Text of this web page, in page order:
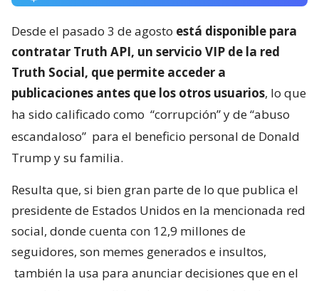
Desde el pasado 3 de agosto está disponible para
contratar Truth API, un servicio VIP de la red
Truth Social, que permite acceder a
publicaciones antes que los otros usuarios, lo que
ha sido calificado como “corrupción” y de “abuso
escandaloso” para el beneficio personal de Donald
Trump y su familia.
Resulta que, si bien gran parte de lo que publica el
presidente de Estados Unidos en la mencionada red
social, donde cuenta con 12,9 millones de
seguidores, son memes generados e insultos,
también la usa para anunciar decisiones que en el